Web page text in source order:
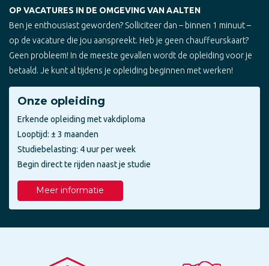
OP VACATURES IN DE OMGEVING VAN AALTEN
Ben je enthousiast geworden? Solliciteer dan – binnen 1 minuut –
op de vacature die jou aanspreekt. Heb je geen chauffeurskaart?
Geen probleem! In de meeste gevallen wordt de opleiding voor je
betaald. Je kunt al tijdens je opleiding beginnen met werken!
Onze opleiding
Erkende opleiding met vakdiploma
Looptijd: ± 3 maanden
Studiebelasting: 4 uur per week
Begin direct te rijden naast je studie
Meer informatie